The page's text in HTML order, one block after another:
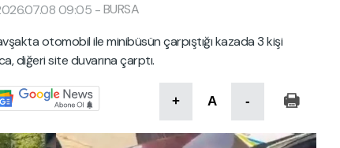
09:05 -BURSA
otomobil ile minibüsün çarpıştığı kazada 3 kişi
diğeri site duvarına çarptı.
+ A -